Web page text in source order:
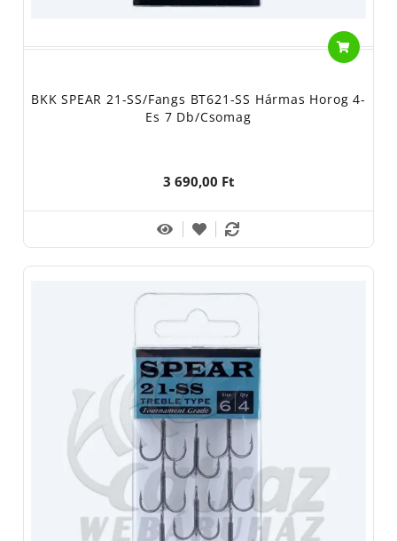
BKK SPEAR 21-SS/Fangs BT621-SS Hármas Horog 4-
Es 7 Db/csomag
3 690,00 Ft